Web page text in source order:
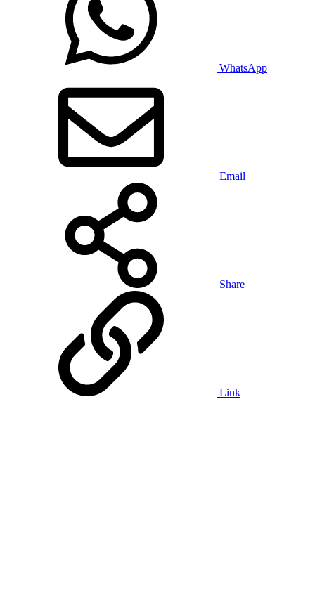
WhatsApp
Email
Share
Link